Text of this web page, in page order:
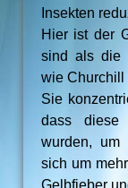
Insekten
Hier ist der
sind als die
wie Churchill
Sie
dass diese
wurden, um
sich um
Gelbfieber